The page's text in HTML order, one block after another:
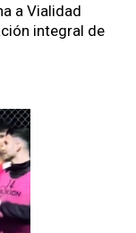
a Vialidad
integral de